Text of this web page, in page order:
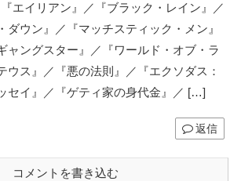
エイリアン』／『ブラック・レイン』／
ダウン』／『マッチスティック・メン』
ャングスター』／『ワールド・オブ・ラ
ウス』／『悪の法則』／『エクソダス：
セイ』／『ゲティ家の身代金』／ […]
返信
コメントを書き込む